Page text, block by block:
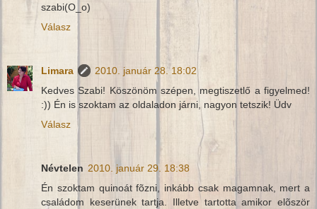
szabi(O_o)
Válasz
Limara
2010. január 28. 18:02
Kedves Szabi! Köszönöm szépen, megtiszetlő a figyelmed!
:)) Én is szoktam az oldaladon járni, nagyon tetszik! Üdv
Válasz
Névtelen 2010. január 29. 18:38
Én szoktam quinoát fõzni, inkább csak magamnak, mert a
családom keserünek tartja. Illetve tartotta amikor elõször